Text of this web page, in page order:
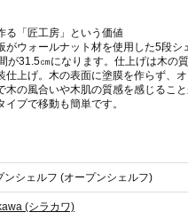
る「匠工房」という価値
ウォールナット材を使用した5段シ
が31.5㎝になります。仕上げは木の
仕上げ。木の表面に塗膜を作らず、
木の風合いや木肌の質感を感じるこ
プで移動も簡単です。
ンシェルフ (オープンシェルフ)
(シラカワ)